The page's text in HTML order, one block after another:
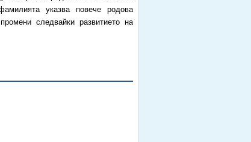
указва повече родова
следвайки развитието на